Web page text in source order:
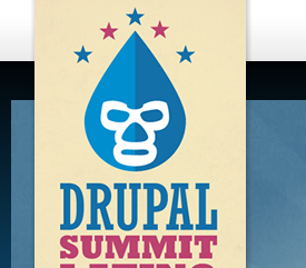
DRUPAL
SUMMIT
LATINO,
GUADALAJARA
2012